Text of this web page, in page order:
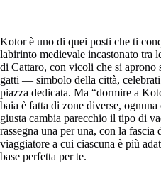
Kotor è uno di quei posti che ti
labirinto medievale incastonato tra
di Cattaro, con vicoli che si aprono
gatti — simbolo della città,
piazza dedicata. Ma “dormire a
baia è fatta di zone diverse,
giusta cambia parecchio il tipo di
rassegna una per una, con la
viaggiatore a cui ciascuna è più
base perfetta per te.